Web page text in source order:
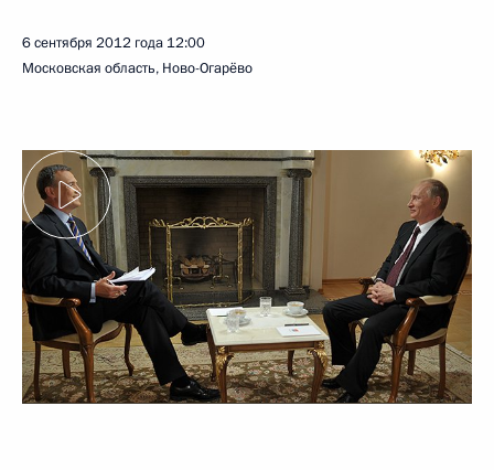
6 сентября 2012 года 12:00
Московская область, Ново-Огарёво